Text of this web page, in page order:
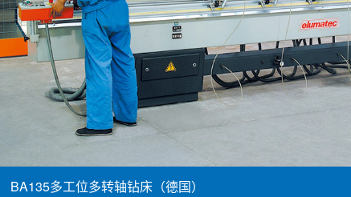
BA135多工位多转轴钻床（德国）